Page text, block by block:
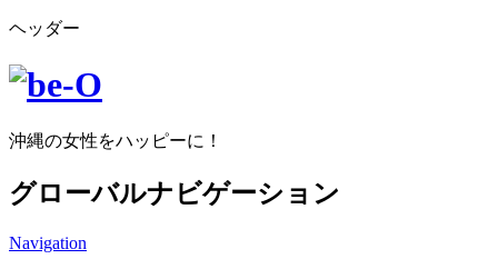
ヘッダー
沖縄の女性をハッピーに！
グローバルナビゲーション
Navigation